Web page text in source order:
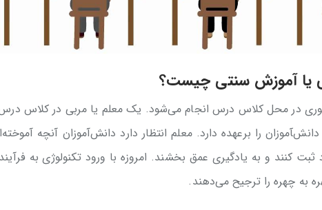
یا آموزش سنتی چیست؟
در محل کلاس درس انجام می‌شود. یک معلم یا مربی در کلاس درس
را برعهده دارد. معلم انتظار دارد دانش‌آموزان آنچه
کنند و به یادگیری عمق بخشند. امروزه با ورود تکنولوژی به
به چهره را ترجیح می‌دهند.